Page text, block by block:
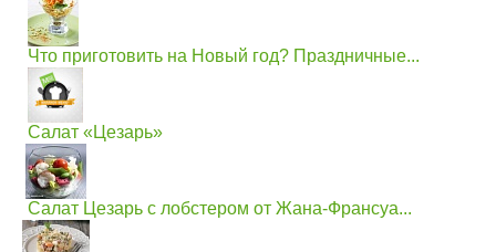
Что приготовить на Новый год? Праздничные...
Салат «Цезарь»
Салат Цезарь с лобстером от Жана-Франсуа...